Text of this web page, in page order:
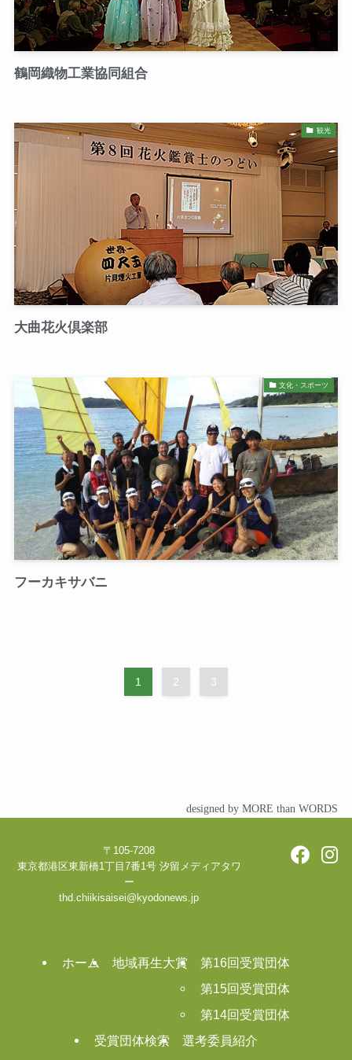
鶴岡織物工業協同組合
観光
大曲花火倶楽部
文化・スポーツ
フーカキサバニ
1 2 3
designed by MORE than WORDS
〒105-7208
東京都港区東新橋1丁目7番1号 汐留メディアタワ
ー
thd.chiikisaisei@kyodonews.jp
ホーム 地域再生大賞
第16回受賞団体
第15回受賞団体
第14回受賞団体
受賞団体検索
選考委員紹介